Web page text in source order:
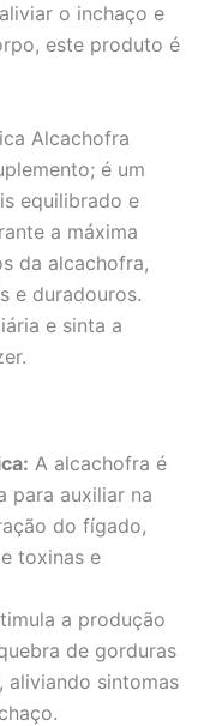
o inchaço e
este produto é
Alcachofra
é um
equilibrado e
a máxima
da alcachofra,
e duradouros.
e sinta a
A alcachofra é
para auxiliar na
do fígado,
toxinas e
a produção
de gorduras
aliviando sintomas